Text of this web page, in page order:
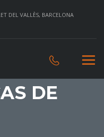
DEL VALLÈS, BARCELONA
DE